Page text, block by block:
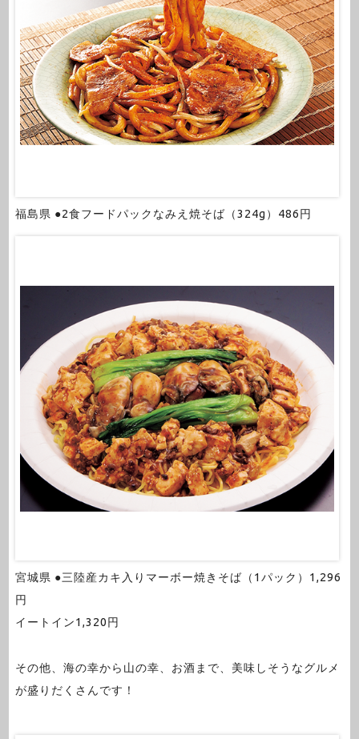
福島県 ●2食フードパックなみえ焼そば（324g）486円
宮城県 ●三陸産カキ入りマーボー焼きそば（1パック）1,296
円
イートイン1,320円
その他、海の幸から山の幸、お酒まで、美味しそうなグルメ
が盛りだくさんです！